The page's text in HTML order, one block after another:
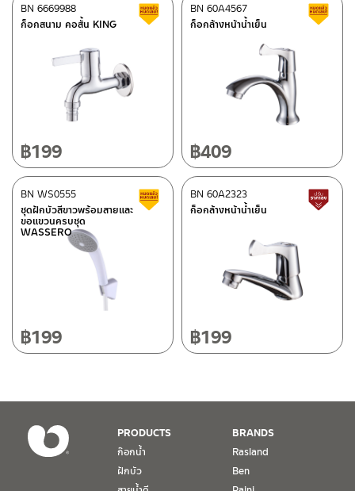
ศูนย์บริการและอะไหล่ กรุงเทพฯ
662/61-62 ถนน พระราม3 แขวงบางโพงพาง เขตยานนาวา กรุงเทพฯ
โทร: 02-358-0080 / 080-075-8668 / 091-545-0556
ศูนย์บริการและอะไหล่ เชียงใหม่
118/33 โครงการอรสิริน ม.8 ต.สันปูเลย อ.ดอยสะเก็ด เชียงใหม่
โทร: 080-075-2626
วันจันทร์ – วันศุกร์ เวลา 8:30-17:30 น.
วันเสาร์ เวลา 8:30-15:00 น.
1. การรับประกัน จะต้องมีหลักฐานการซื้อ หรือ ใบเสร็จ โดยทางบริษัทฯ
ขอตรวจสอบโดยนับวันซื้อขายเป็นสำคัญ ทางบริษัทฯ ไม่สามารถให้
เงื่อนไขการรับประกันสินค้าได้ หากไม่มีเอกสารดังกล่าว
–ซื้อสินค้าชิ้นนี้บน Shopee>> คลิกที่นี่<<
ติดต่อพนักงานขาย / Contact Sales Staff
โทร: 02-285-5795
@charnpaiboon.sales
ติดต่อ ชาญไพบูลย์ / Contact Us
ก็อกสนาม คอสั้น KING
BN 6669988 สินค้าลดราคา เคลียร์สต็อก
฿199
ก็อกล้างหน้าน้ำเย็น
BN 60A4567
฿409
ชุดฝักบัวสีขาวพร้อมสายและ
ขอแขวนครบชุด
WASSERO
BN WS0555 สินค้าลดราคา เคลียร์สต็อก
฿199
ก็อกล้างหน้าน้ำเย็น
BN 60A2323
฿199
PRODUCTS
ก๊อกน้ำ
ฝักบัว
BRANDS
Rasland
Ben